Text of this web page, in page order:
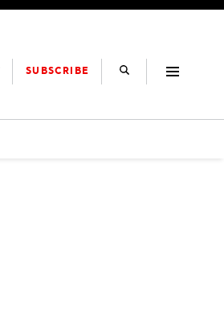
SUBSCRIBE